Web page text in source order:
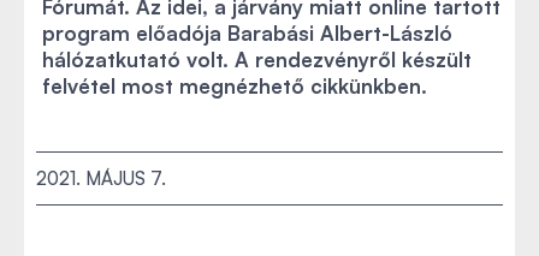
Fórumát. Az idei, a járvány miatt online tartott
program előadója Barabási Albert-László
hálózatkutató volt. A rendezvényről készült
felvétel most megnézhető cikkünkben.
2021. MÁJUS 7.